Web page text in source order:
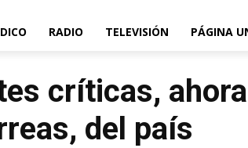
RADIO TELEVISIÓN PÁGINA
críticas,
del país